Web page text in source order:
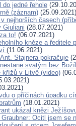
do jedné řehole
(záznam) (25.09.2021)
nejhorších časech
Giuliani (28.07.2021)
to! (06.07.2021)
kněze a ředitele
(11.06.2021)
Stajnera pokračuje
svatým bez
křížů v Litvě (video)
o příčinách úpadku
(18.01.2021)
ukázal knězi
Ocitl jsem se